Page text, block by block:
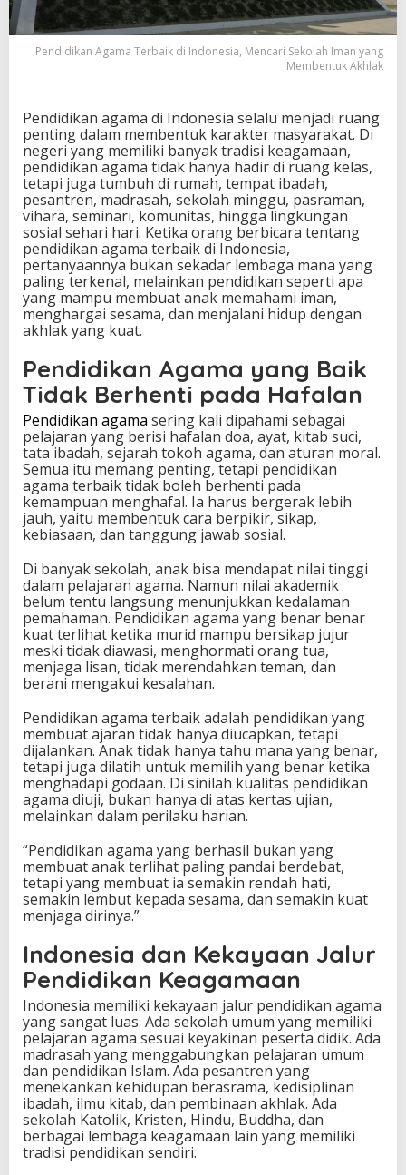
k
d
i
n
e
s
i
a
,
M
e
n
c
a
r
i
k
o
l
a
h
I
m
a
n
y
a
g
M
e
m
b
e
n
t
k
A
k
h
l
a
k
Pendidikan Agama Terbaik di Indonesia, Mencari Sekolah Iman yang
Membentuk Akhlak
Pendidikan agama di Indonesia selalu menjadi ruang
penting dalam membentuk karakter masyarakat. Di
negeri yang memiliki banyak tradisi keagamaan,
pendidikan agama tidak hanya hadir di ruang kelas,
tetapi juga tumbuh di rumah, tempat ibadah,
pesantren, madrasah, sekolah minggu, pasraman,
vihara, seminari, komunitas, hingga lingkungan
sosial sehari hari. Ketika orang berbicara tentang
pendidikan agama terbaik di Indonesia,
pertanyaannya bukan sekadar lembaga mana yang
paling terkenal, melainkan pendidikan seperti apa
yang mampu membuat anak memahami iman,
menghargai sesama, dan menjalani hidup dengan
akhlak yang kuat.
Pendidikan Agama yang Baik
Tidak Berhenti pada Hafalan
Pendidikan agama sering kali dipahami sebagai
pelajaran yang berisi hafalan doa, ayat, kitab suci,
tata ibadah, sejarah tokoh agama, dan aturan moral.
Semua itu memang penting, tetapi pendidikan
agama terbaik tidak boleh berhenti pada
kemampuan menghafal. Ia harus bergerak lebih
jauh, yaitu membentuk cara berpikir, sikap,
kebiasaan, dan tanggung jawab sosial.
Di banyak sekolah, anak bisa mendapat nilai tinggi
dalam pelajaran agama. Namun nilai akademik
belum tentu langsung menunjukkan kedalaman
pemahaman. Pendidikan agama yang benar benar
kuat terlihat ketika murid mampu bersikap jujur
meski tidak diawasi, menghormati orang tua,
menjaga lisan, tidak merendahkan teman, dan
berani mengakui kesalahan.
Pendidikan agama terbaik adalah pendidikan yang
membuat ajaran tidak hanya diucapkan, tetapi
dijalankan. Anak tidak hanya tahu mana yang benar,
tetapi juga dilatih untuk memilih yang benar ketika
menghadapi godaan. Di sinilah kualitas pendidikan
agama diuji, bukan hanya di atas kertas ujian,
melainkan dalam perilaku harian.
“Pendidikan agama yang berhasil bukan yang
membuat anak terlihat paling pandai berdebat,
tetapi yang membuat ia semakin rendah hati,
semakin lembut kepada sesama, dan semakin kuat
menjaga dirinya.”
Indonesia dan Kekayaan Jalur
Pendidikan Keagamaan
Indonesia memiliki kekayaan jalur pendidikan agama
yang sangat luas. Ada sekolah umum yang memiliki
pelajaran agama sesuai keyakinan peserta didik. Ada
madrasah yang menggabungkan pelajaran umum
dan pendidikan Islam. Ada pesantren yang
menekankan kehidupan berasrama, kedisiplinan
ibadah, ilmu kitab, dan pembinaan akhlak. Ada
sekolah Katolik, Kristen, Hindu, Buddha, dan
berbagai lembaga keagamaan lain yang memiliki
tradisi pendidikan sendiri.